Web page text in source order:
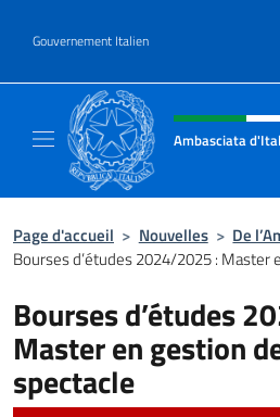
Gouvernement Italien
Site Web, social
Ambasciata
Page d'accueil > Nouvelles > De
Bourses d’études 2024/2025 : Master
Bourses d’études
Master en gestion
spectacle